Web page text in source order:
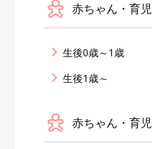
赤ちゃん・育児
生後0歳～1歳
生後1歳～
赤ちゃん・育児